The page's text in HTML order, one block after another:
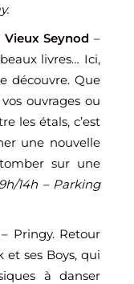
Seynod –
livres… Ici,
découvre. Que
ouvrages ou
les étals, c’est
une nouvelle
sur une
14h – Parking
Pringy. Retour
et ses Boys, qui
à danser